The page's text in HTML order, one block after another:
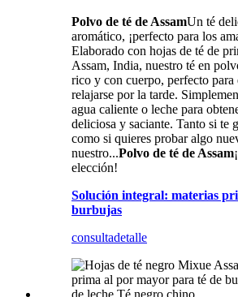
Polvo de té de AssamUn té
aromático, ¡perfecto para los
Elaborado con hojas de té de
Assam, India, nuestro té en
rico y con cuerpo, perfecto para
relajarse por la tarde.
agua caliente o leche para
deliciosa y saciante. Tanto si te
como si quieres probar algo
nuestro...Polvo de té de Assam
elección!
Solución integral: materias
burbujas
consultadetalle